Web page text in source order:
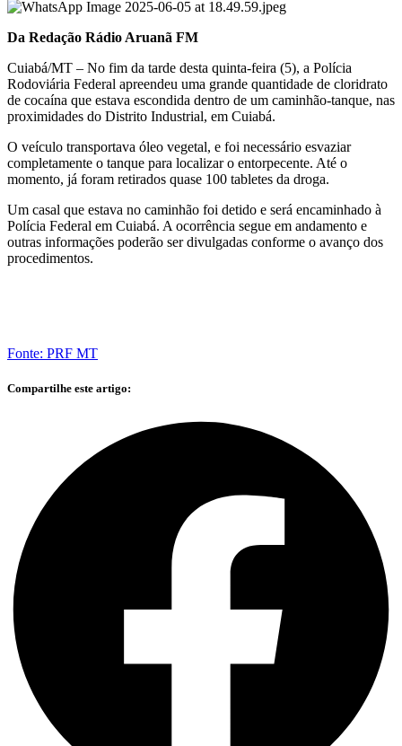
Da Redação Rádio Aruanã FM
Cuiabá/MT – No fim da tarde desta quinta-feira (5), a Polícia
Rodoviária Federal apreendeu uma grande quantidade de cloridrato
de cocaína que estava escondida dentro de um caminhão-tanque, nas
proximidades do Distrito Industrial, em Cuiabá.
O veículo transportava óleo vegetal, e foi necessário esvaziar
completamente o tanque para localizar o entorpecente. Até o
momento, já foram retirados quase 100 tabletes da droga.
Um casal que estava no caminhão foi detido e será encaminhado à
Polícia Federal em Cuiabá. A ocorrência segue em andamento e
outras informações poderão ser divulgadas conforme o avanço dos
procedimentos.
Fonte: PRF MT
Compartilhe este artigo: